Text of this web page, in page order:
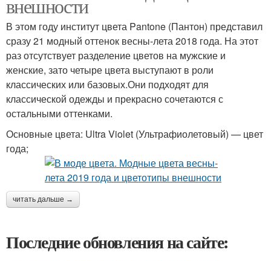
внешности
В этом году институт цвета Pantone (Пантон) представил
сразу 21 модный оттенок весны-лета 2018 года. На этот
раз отсутствует разделение цветов на мужские и
женские, зато четыре цвета выступают в роли
классических или базовых.Они подходят для
классической одежды и прекрасно сочетаются с
остальными оттенками.
Основные цвета: Ultra Violet (Ультрафиолетовый) — цвет
года;
читать дальше →
Последние обновления на сайте: